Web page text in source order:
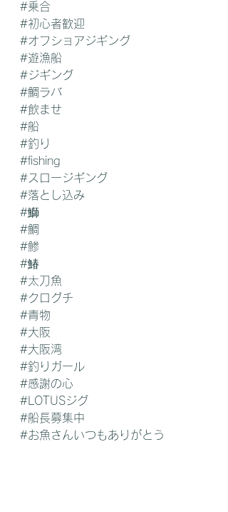
#乗合
#初心者歓迎
#オフショアジギング
#遊漁船
#ジギング
#鯛ラバ
#飲ませ
#船
#釣り
#fishing
#スロージギング
#落とし込み
#鰤
#鯛
#鯵
#鰆
#太刀魚
#クログチ
#青物
#大阪
#大阪湾
#釣りガール
#感謝の心
#LOTUSジグ
#船長募集中
#お魚さんいつもありがとう